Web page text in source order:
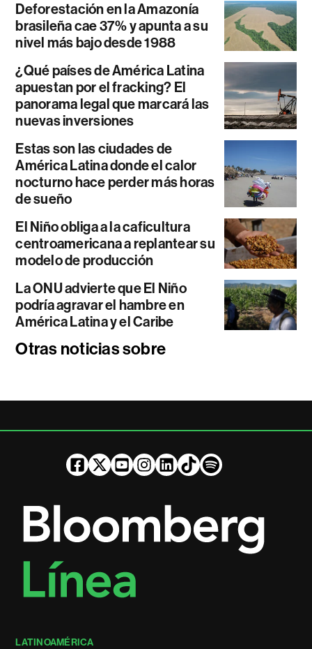
Deforestación en la Amazonía
brasileña cae 37% y apunta a su
nivel más bajo desde 1988
¿Qué países de América Latina
apuestan por el fracking? El
panorama legal que marcará las
nuevas inversiones
Estas son las ciudades de
América Latina donde el calor
nocturno hace perder más horas
de sueño
El Niño obliga a la caficultura
centroamericana a replantear su
modelo de producción
La ONU advierte que El Niño
podría agravar el hambre en
América Latina y el Caribe
Otras noticias sobre
LATINOAMÉRICA